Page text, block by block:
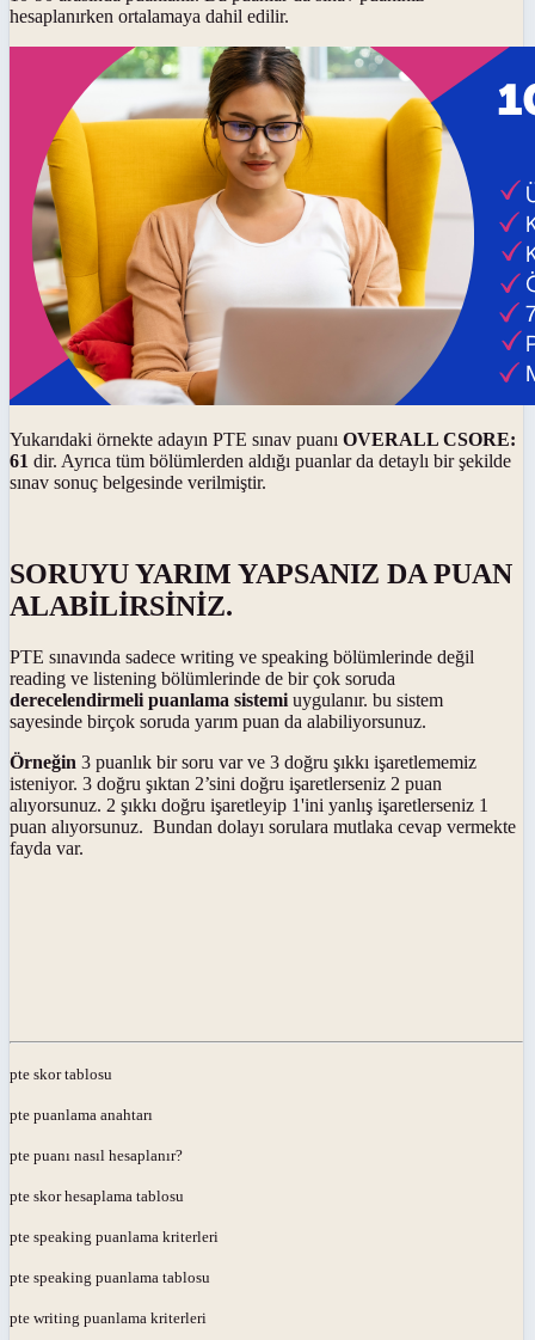
hesaplanırken ortalamaya dahil edilir.
Yukarıdaki örnekte adayın PTE sınav puanı OVERALL CSORE:
61 dir. Ayrıca tüm bölümlerden aldığı puanlar da detaylı bir şekilde
sınav sonuç belgesinde verilmiştir.
SORUYU YARIM YAPSANIZ DA PUAN
ALABİLİRSİNİZ.
PTE sınavında sadece writing ve speaking bölümlerinde değil
reading ve listening bölümlerinde de bir çok soruda
derecelendirmeli puanlama sistemi uygulanır. bu sistem
sayesinde birçok soruda yarım puan da alabiliyorsunuz.
Örneğin 3 puanlık bir soru var ve 3 doğru şıkkı işaretlememiz
isteniyor. 3 doğru şıktan 2’sini doğru işaretlerseniz 2 puan
alıyorsunuz. 2 şıkkı doğru işaretleyip 1'ini yanlış işaretlerseniz 1
puan alıyorsunuz. Bundan dolayı sorulara mutlaka cevap vermekte
fayda var.
pte skor tablosu
pte puanlama anahtarı
pte puanı nasıl hesaplanır?
pte skor hesaplama tablosu
pte speaking puanlama kriterleri
pte speaking puanlama tablosu
pte writing puanlama kriterleri